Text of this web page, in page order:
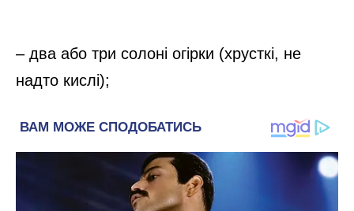
– два або три солоні огірки (хрусткі, не
надто кислі);